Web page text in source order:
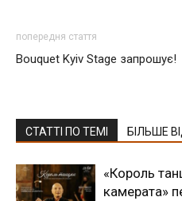
попередня стаття
Bouquet Kyiv Stage запрошує!
СТАТТІ ПО ТЕМІ БІЛЬШЕ
«Король
камерата»